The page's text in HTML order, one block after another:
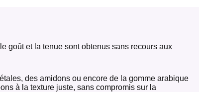
goût et la tenue sont obtenus sans recours aux
des amidons ou encore de la gomme arabique
à la texture juste, sans compromis sur la